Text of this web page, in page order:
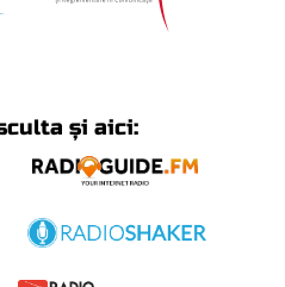
și aici: